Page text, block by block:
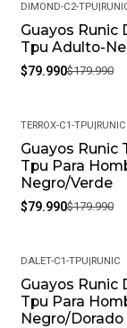
-56%
DIMOND-C2-TPU
Guayos Runic
Tpu Adulto-
$79.990$179.990
-56%
TERROX-C1-TPU|RUNIC
Guayos Runic
Tpu Para
Negro/Verde
$79.990$179.990
-56%
DALET-C1-TPU|RUNIC
Guayos Runic
Tpu Para
Negro/Dorado